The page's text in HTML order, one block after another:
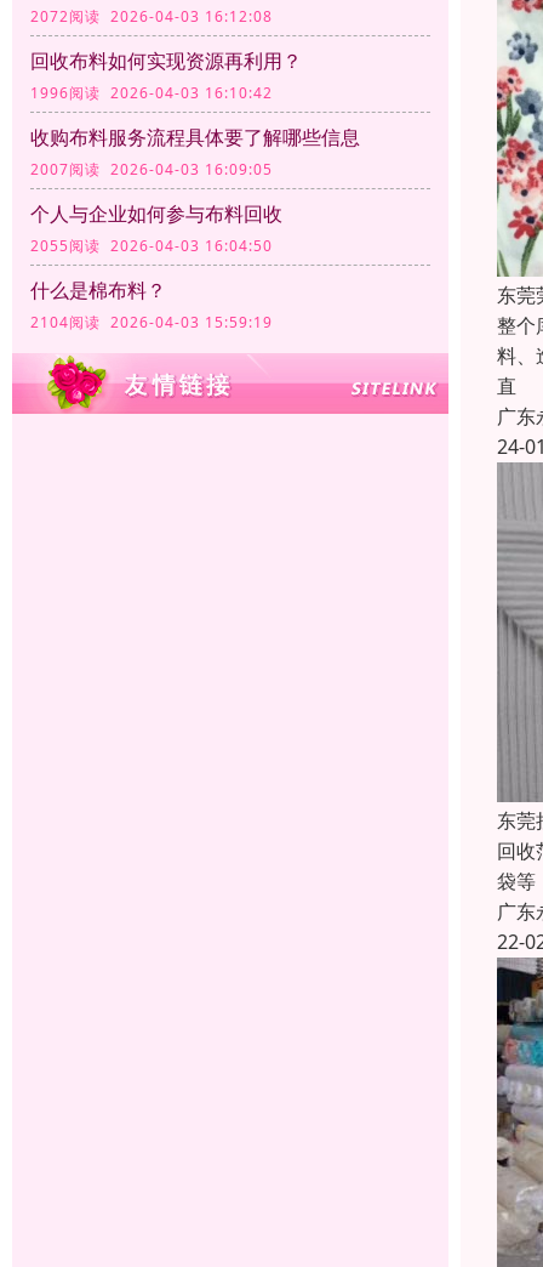
2072阅读 2026-04-03 16:12:08
回收布料如何实现资源再利用？
1996阅读 2026-04-03 16:10:42
收购布料服务流程具体要了解哪些信息
2007阅读 2026-04-03 16:09:05
个人与企业如何参与布料回收
2055阅读 2026-04-03 16:04:50
什么是棉布料？
2104阅读 2026-04-03 15:59:19
东莞
整个
料、
直
广东
24-
东莞
回
袋
广东
22-